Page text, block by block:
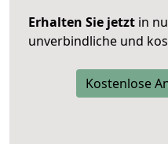
Erhalten Sie jetzt in
unverbindliche und
Kostenlose